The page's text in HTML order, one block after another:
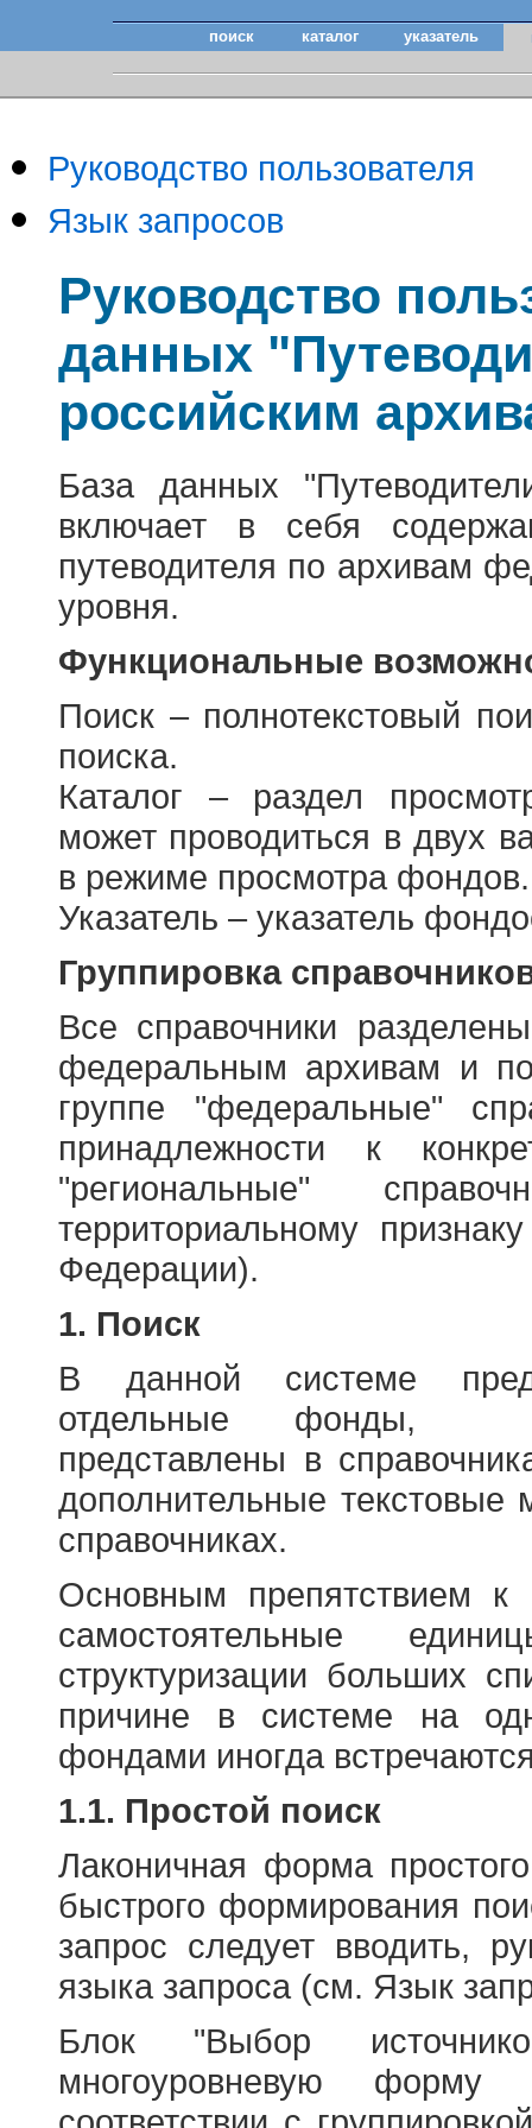
поиск каталог указатель
Руководство пользователя
Язык запросов
Руководство
данных
российским
База данных
включает в себя
путеводителя по архивам
уровня.
Функциональные
Поиск – полнотекстовый
поиска.
Каталог – раздел
может проводиться в двух
в режиме просмотра фондов.
Указатель – указатель
Группировка
Все справочники
федеральным архивам и
группе "федеральные"
принадлежности к
"региональные"
территориальному
Федерации).
1. Поиск
В данной системе
отдельные фонды,
представлены в
дополнительные
справочниках.
Основным препятствием
самостоятельные
структуризации больших
причине в системе на
фондами иногда
1.1. Простой поиск
Лаконичная форма
быстрого формирования
запрос следует вводить,
языка запроса (см. Язык
Блок "Выбор
многоуровневую форму